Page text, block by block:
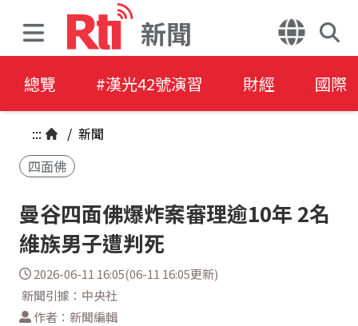
新聞
總覽 #漢光42號演習 財經 國際
::: / 新聞
四面佛
曼谷四面佛爆炸案審理逾10年 2名
維族男子遭判死
2026-06-11 16:05(06-11 16:05更新)
新聞引據：中央社
作者：新聞編輯